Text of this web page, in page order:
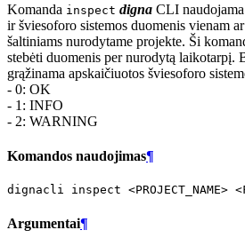
Komanda inspect digna CLI
ir šviesoforo sistemos duomenis vienam
šaltiniams nurodytame projekte. Ši
stebėti duomenis per nurodytą laikotarpį.
grąžinama apskaičiuotos šviesoforo
- 0: OK
- 1: INFO
- 2: WARNING
Komandos naudojimas¶
dignacli inspect <PROJECT_NAME>
Argumentai¶